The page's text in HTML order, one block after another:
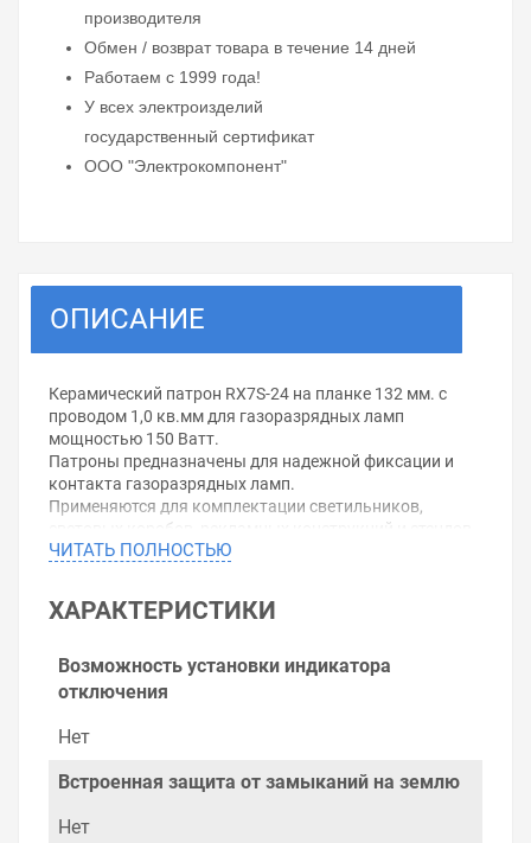
производителя
Обмен / возврат товара в течение 14 дней
Работаем с 1999 года!
У всех электроизделий
государственный сертификат
ООО "Электрокомпонент"
ОПИСАНИЕ
Керамический патрон RX7S-24 на планке 132 мм. с
проводом 1,0 кв.мм для газоразрядных ламп
мощностью 150 Ватт.
Патроны предназначены для надежной фиксации и
контакта газоразрядных ламп.
Применяются для комплектации светильников,
световых коробов, рекламных конструкций и стендов.
Корпус патронов изготовлен из керамики. Контактная
Уважаемые покупатели.
Обращаем Ваше внимание, что размещенная на
данном сайте справочная информация о товарах не
необходимо уточнить у менеджеров, которые с
оформлении на него заказа.
Производитель оставляет за собой право изменять
ЧИТАТЬ ПОЛНОСТЬЮ
ХАРАКТЕРИСТИКИ
Возможность установки индикатора
отключения
Нет
Встроенная защита от замыканий на землю
Нет